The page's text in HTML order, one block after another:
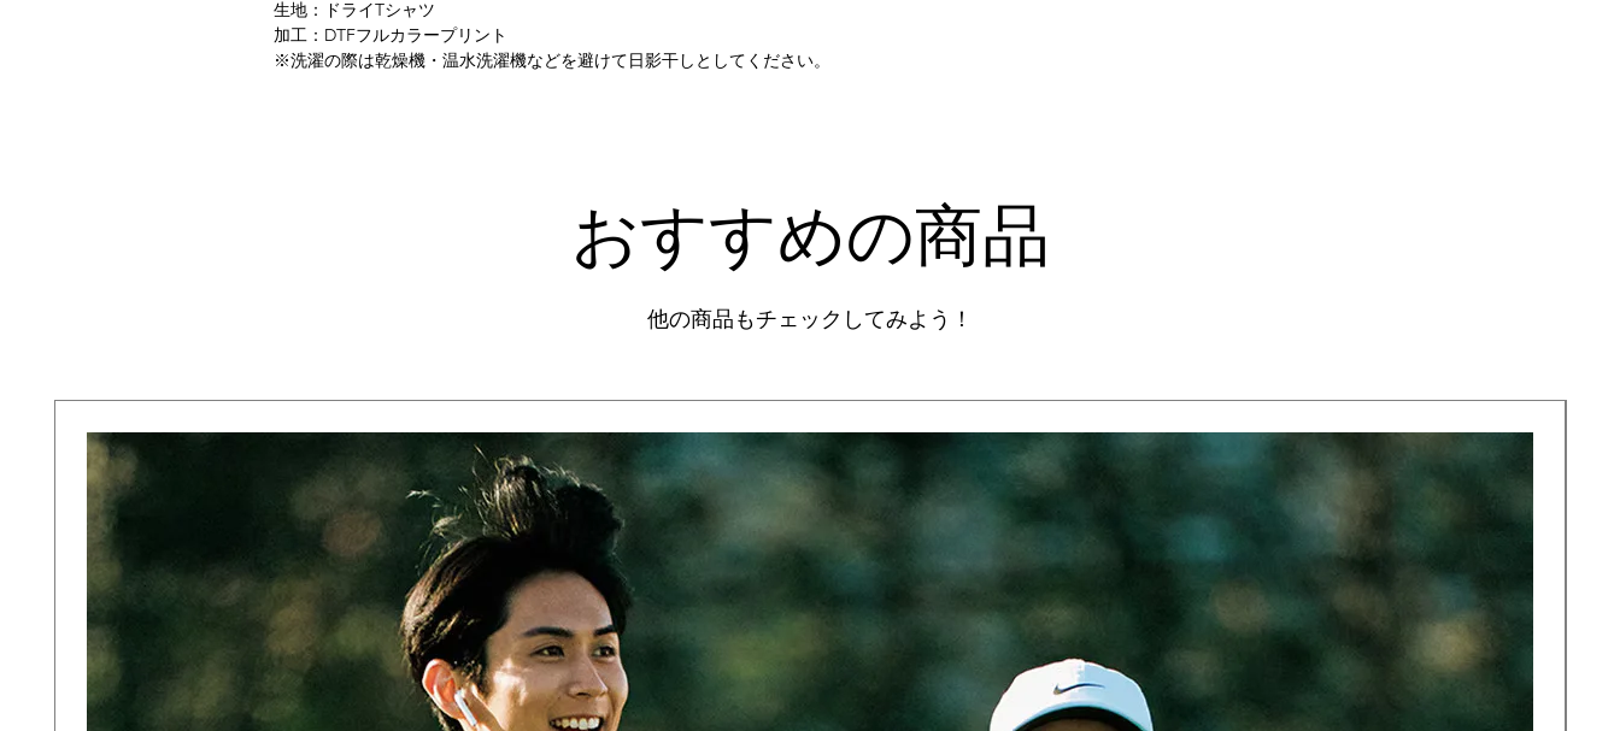
生地：ドライTシャツ
加工：DTFフルカラープリント
※洗濯の際は乾燥機・温水洗濯機などを避けて日影干しとしてください。
​おすすめの商品
他の商品もチェックしてみよう！